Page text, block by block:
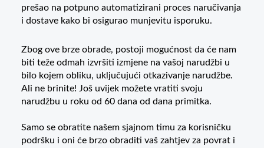
prešao na potpuno automatizirani proces naručivanja
i dostave kako bi osigurao munjevitu isporuku.
Zbog ove brze obrade, postoji mogućnost da će nam
biti teže odmah izvršiti izmjene na vašoj narudžbi u
bilo kojem obliku, uključujući otkazivanje narudžbe.
Ali ne brinite! Još uvijek možete vratiti svoju
narudžbu u roku od 60 dana od dana primitka.
Samo se obratite našem sjajnom timu za korisničku
podršku i oni će brzo obraditi vaš zahtjev za povrat i